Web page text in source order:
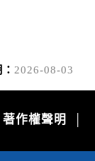
2026-08-03
著作權聲明